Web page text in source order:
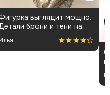
Спасибо за фигурку) все